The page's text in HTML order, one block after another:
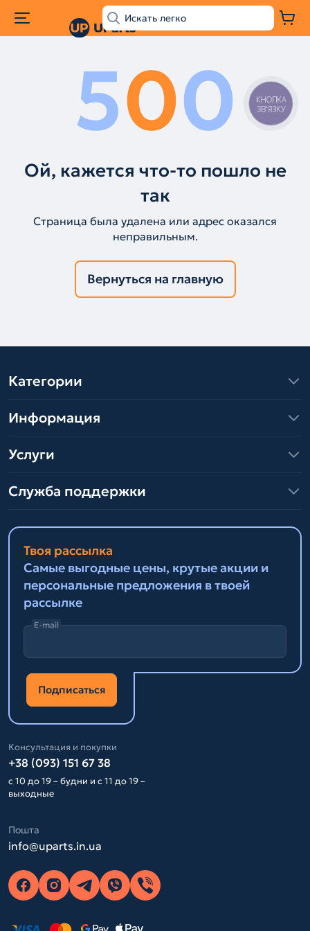
500
Ой, кажется что-то пошло не
так
Страница была удалена или адрес оказался
неправильным.
Вернуться на главную
Категории
Информация
Услуги
Служба поддержки
Твоя рассылка
Самые выгодные цены, крутые акции и
персональные предложения в твоей
рассылке
E-mail
Подписаться
Консультация и покупки
+38 (093) 151 67 38
с 10 до 19 – будни и с 11 до 19 –
выходные
Пошта
info@uparts.in.ua
КНОПКА
ЗВ'ЯЗКУ